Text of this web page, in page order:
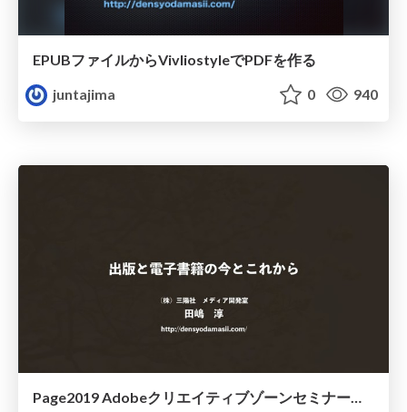
EPUBファイルからVivliostyleでPDFを作る
juntajima
0 940
Page2019 Adobeクリエイティブゾーンセミナー用資料